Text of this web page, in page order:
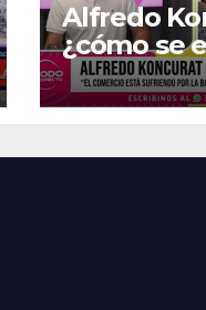
Alfredo
¿cómo se
la